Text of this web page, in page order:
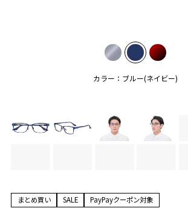
カラー：ブルー(ネイビー)
まとめ買い SALE PayPayクーポン対象